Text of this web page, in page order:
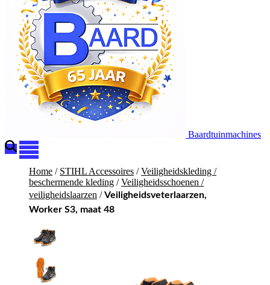
Baardtuinmachines
Home / STIHL Accessoires /Veiligheidskleding /
beschermende kleding /Veiligheidsschoenen /
veiligheidslaarzen /Veiligheidsveterlaarzen,
Worker S3, maat 48